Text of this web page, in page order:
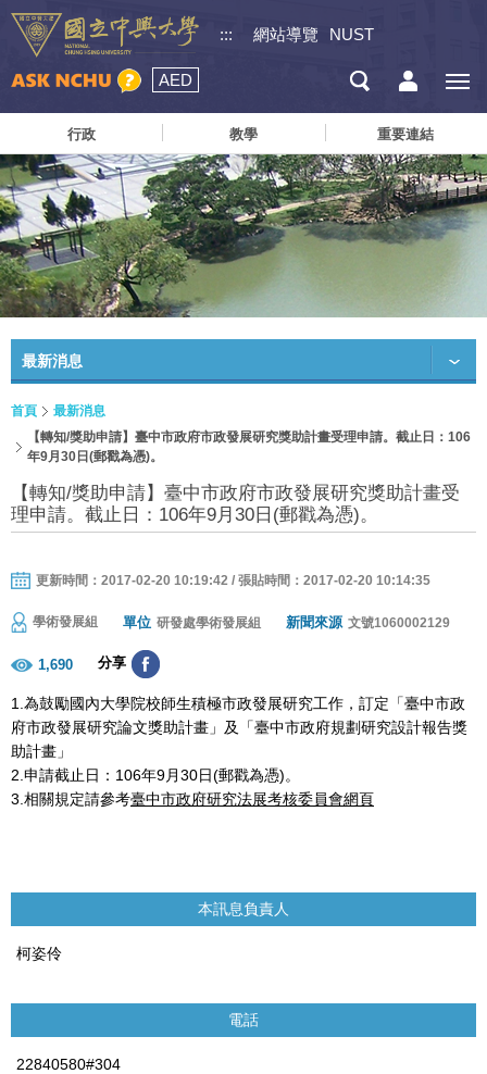
::: 網站導覽 NUST
AED
行政 教學 重要連結
最新消息
首頁
最新消息
【轉知/獎助申請】臺中市政府市政發展研究獎助計畫受理申請。截止日：106
年9月30日(郵戳為憑)。
【轉知/獎助申請】臺中市政府市政發展研究獎助計畫受
理申請。截止日：106年9月30日(郵戳為憑)。
更新時間：2017-02-20 10:19:42 / 張貼時間：2017-02-20 10:14:35
學術發展組 單位 研發處學術發展組 新聞來源 文號1060002129
1,690 分享
1.為鼓勵國內大學院校師生積極市政發展研究工作，訂定「臺中市政
府市政發展研究論文獎助計畫」及「臺中市政府規劃研究設計報告獎
助計畫」
2.申請截止日：106年9月30日(郵戳為憑)。
3.相關規定請參考臺中市政府研究法展考核委員會網頁
本訊息負責人
柯姿伶
電話
22840580#304